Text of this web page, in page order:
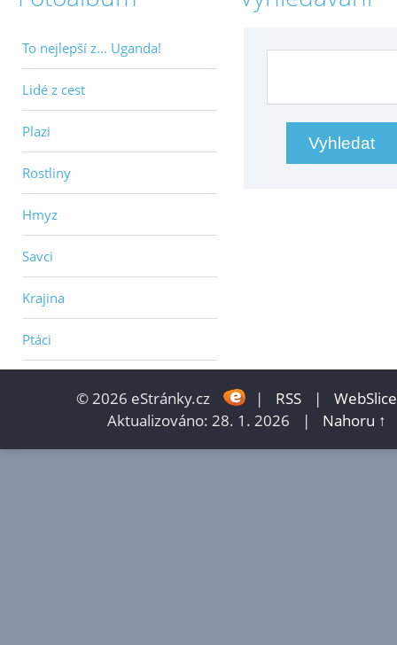
To nejlepší z... Uganda!
Lidé z cest
Plazi
Rostliny
Hmyz
Savci
Krajina
Ptáci
© 2026 eStránky.cz | RSS |
WebSlice
Aktualizováno: 28. 1. 2026
| Nahoru ↑